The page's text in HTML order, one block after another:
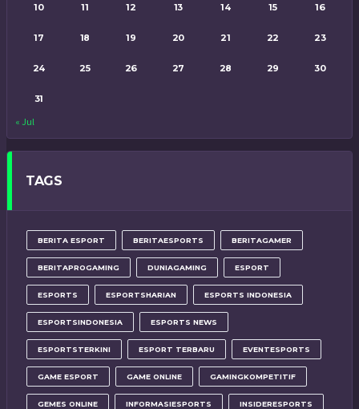
10 11 12 13 14 15 16
17 18 19 20 21 22 23
24 25 26 27 28 29 30
31
« Jul
TAGS
BERITA ESPORT BERITAESPORTS BERITAGAMER
BERITAPROGAMING DUNIAGAMING ESPORT
ESPORTS ESPORTSHARIAN ESPORTS INDONESIA
ESPORTSINDONESIA ESPORTS NEWS
ESPORTSTERKINI ESPORT TERBARU EVENTESPORTS
GAME ESPORT GAME ONLINE GAMINGKOMPETITIF
GEMES ONLINE INFORMASIESPORTS INSIDERESPORTS